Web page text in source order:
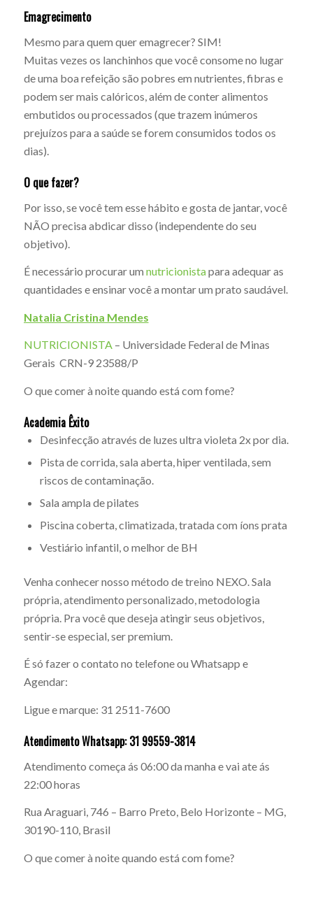
Emagrecimento
Mesmo para quem quer emagrecer? SIM!
Muitas vezes os lanchinhos que você consome no lugar
de uma boa refeição são pobres em nutrientes, fibras e
podem ser mais calóricos, além de conter alimentos
embutidos ou processados (que trazem inúmeros
prejuízos para a saúde se forem consumidos todos os
dias).
O que fazer?
Por isso, se você tem esse hábito e gosta de jantar, você
NÃO precisa abdicar disso (independente do seu
objetivo).
É necessário procurar um nutricionistapara adequar as
quantidades e ensinar você a montar um prato saudável.
Natalia Cristina Mendes
NUTRICIONISTA– Universidade Federal de Minas
Gerais CRN-9 23588/P
O que comer à noite quando está com fome?
Academia Êxito
Desinfecção através de luzes ultra violeta 2x por dia.
Pista de corrida, sala aberta, hiper ventilada, sem
riscos de contaminação.
Sala ampla de pilates
Piscina coberta, climatizada, tratada com íons prata
Vestiário infantil, o melhor de BH
Venha conhecer nosso método de treino NEXO. Sala
própria, atendimento personalizado, metodologia
própria. Pra você que deseja atingir seus objetivos,
sentir-se especial, ser premium.
É só fazer o contato no telefone ou Whatsapp e
Agendar:
Ligue e marque: 31 2511-7600
Atendimento Whatsapp: 31 99559-3814
Atendimento começa ás 06:00 da manha e vai ate ás
22:00 horas
Rua Araguari, 746 – Barro Preto, Belo Horizonte – MG,
30190-110, Brasil
O que comer à noite quando está com fome?